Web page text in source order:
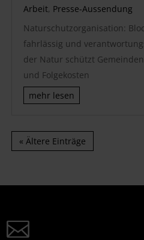
Arbeit, Presse-Aussendung
Naturschutzorganisation:
fahrlässig und
der Natur schützt
und Folgekosten
mehr lesen
« Ältere Einträge